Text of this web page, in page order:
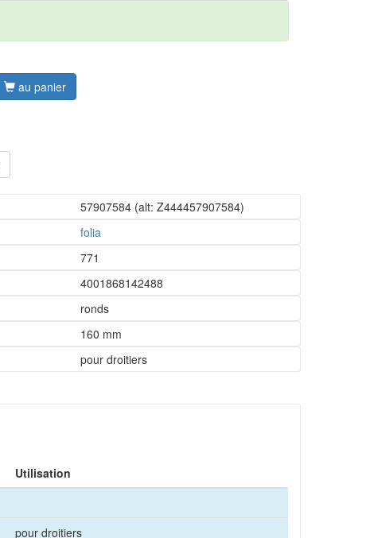
au panier
57907584(alt: Z444457907584)
folia
771
4001868142488
ronds
160 mm
pour droitiers
Utilisation
pour droitiers